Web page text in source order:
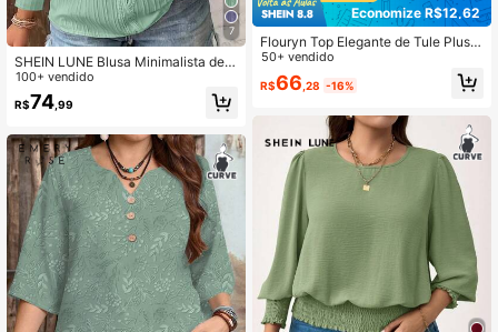
7
SHEIN LUNE Blusa Minimalista de
Manga Longa com Aplicação de Re
nda, Plus Size, Uso Casual do Dia a
Dia
100+ vendido
R$74,99
Economize R$12,62
Flouryn Top Elegante de Tule Plus S
ize, Top Casual com Capa Fluida pa
ra Mulheres
50+ vendido
R$66 ,28 -16%